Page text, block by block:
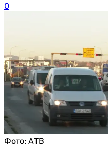
0
Фото: АТВ